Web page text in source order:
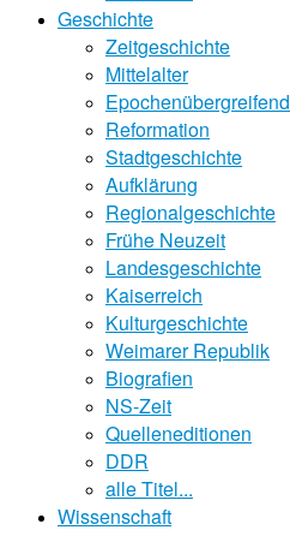
Geschichte
Zeitgeschichte
Mittelalter
Epochenübergreifend
Reformation
Stadtgeschichte
Aufklärung
Regionalgeschichte
Frühe Neuzeit
Landesgeschichte
Kaiserreich
Kulturgeschichte
Weimarer Republik
Biografien
NS-Zeit
Quelleneditionen
DDR
alle Titel...
Wissenschaft